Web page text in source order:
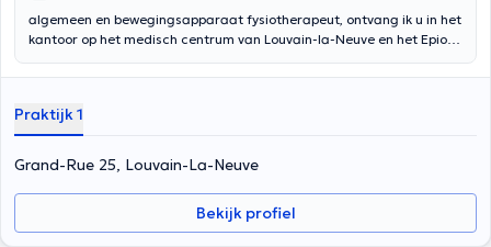
algemeen en bewegingsapparaat fysiotherapeut, ontvang ik u in het
kantoor op het medisch centrum van Louvain-la-Neuve en het Epione
Louvain-la-Neuve, indien nodig. Inhoud vertaald door google
Praktijk 1
Grand-Rue 25, Louvain-La-Neuve
Bekijk profiel